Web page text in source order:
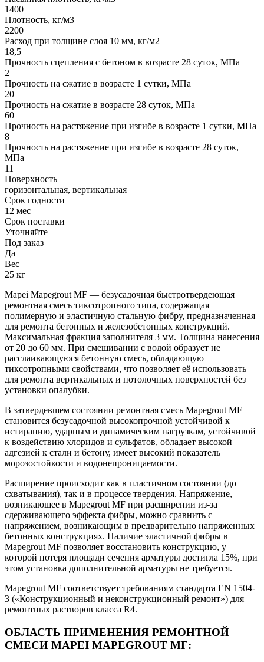
1400
Плотность, кг/м3
2200
Расход при толщине слоя 10 мм, кг/м2
18,5
Прочность сцепления с бетоном в возрасте 28 суток, МПа
2
Прочность на сжатие в возрасте 1 сутки, МПа
20
Прочность на сжатие в возрасте 28 суток, МПа
60
Прочность на растяжение при изгибе в возрасте 1 сутки, МПа
8
Прочность на растяжение при изгибе в возрасте 28 суток,
МПа
11
Поверхность
горизонтальная, вертикальная
Срок годности
12 мес
Срок поставки
Уточняйте
Под заказ
Да
Вес
25 кг
Mapei Mapegrout MF — безусадочная быстротвердеющая
ремонтная смесь тиксотропного типа, содержащая
полимерную и эластичную стальную фибру, предназначенная
для ремонта бетонных и железобетонных конструкций.
Максимальная фракция заполнителя 3 мм. Толщина нанесения
от 20 до 60 мм. При смешивании с водой образует не
расслаивающуюся бетонную смесь, обладающую
тиксотропными свойствами, что позволяет её использовать
для ремонта вертикальных и потолочных поверхностей без
установки опалубки.
В затвердевшем состоянии ремонтная смесь Mapegrout MF
становится безусадочной высокопрочной устойчивой к
истиранию, ударным и динамическим нагрузкам, устойчивой
к воздействию хлоридов и сульфатов, обладает высокой
адгезией к стали и бетону, имеет высокий показатель
морозостойкости и водонепроницаемости.
Расширение происходит как в пластичном состоянии (до
схватывания), так и в процессе твердения. Напряжение,
возникающее в Mapegrout MF при расширении из-за
сдерживающего эффекта фибры, можно сравнить с
напряжением, возникающим в предварительно напряженных
бетонных конструкциях. Наличие эластичной фибры в
Mapegrout MF позволяет восстановить конструкцию, у
которой потеря площади сечения арматуры достигла 15%, при
этом установка дополнительной арматуры не требуется.
Mapegrout MF соответствует требованиям стандарта EN 1504-
3 («Конструкционный и неконструкционный ремонт») для
ремонтных растворов класса R4.
ОБЛАСТЬ ПРИМЕНЕНИЯ РЕМОНТНОЙ
СМЕСИ MAPEI MAPEGROUT MF: